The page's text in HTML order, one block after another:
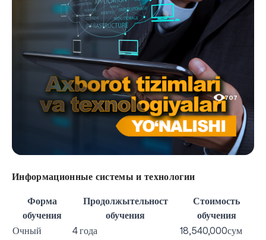
707
Информационные системы и технологии
Форма
обучения
Продолжытельност
обучения
Стоимость
обучения
Очный
4 года
18,540,000сум